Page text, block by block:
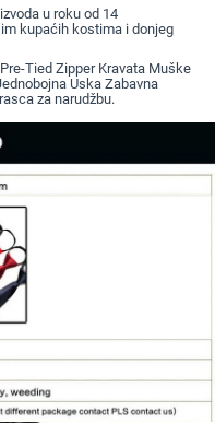
u roku od 14
kupaćih kostima i donjeg
Tied Zipper Kravata Muške
Uska Zabavna
za narudžbu.